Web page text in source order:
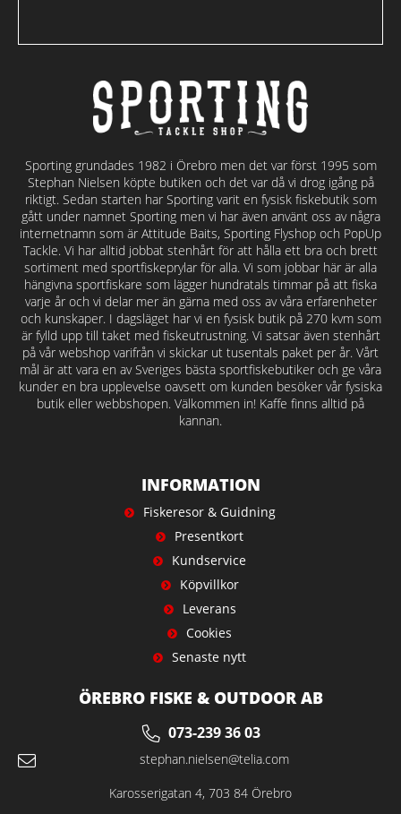
Sporting grundades 1982 i Örebro men det var först 1995 som
Stephan Nielsen köpte butiken och det var då vi drog igång på
riktigt. Sedan starten har Sporting varit en fysisk fiskebutik som
gått under namnet Sporting men vi har även använt oss av några
internetnamn som är Attitude Baits, Sporting Flyshop och PopUp
Tackle. Vi har alltid jobbat stenhårt för att hålla ett bra och brett
sortiment med sportfiskeprylar för alla. Vi som jobbar här är alla
hängivna sportfiskare som lägger hundratals timmar på att fiska
varje år och vi delar mer än gärna med oss av våra erfarenheter
och kunskaper. I dagsläget har vi en fysisk butik på 270 kvm som
är fylld upp till taket med fiskeutrustning. Vi satsar även stenhårt
på vår webshop varifrån vi skickar ut tusentals paket per år. Vårt
mål är att vara en av Sveriges bästa sportfiskebutiker och ge våra
kunder en bra upplevelse oavsett om kunden besöker vår fysiska
butik eller webbshopen. Välkommen in! Kaffe finns alltid på
kannan.
INFORMATION
Fiskeresor & Guidning
Presentkort
Kundservice
Köpvillkor
Leverans
Cookies
Senaste nytt
ÖREBRO FISKE & OUTDOOR AB
073-239 36 03
stephan.nielsen@telia.com
Karosserigatan 4, 703 84 Örebro